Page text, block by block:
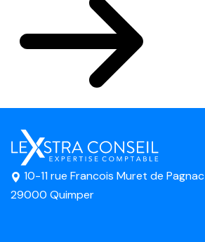
10-11 rue Francois Muret de Pagnac
29000 Quimper